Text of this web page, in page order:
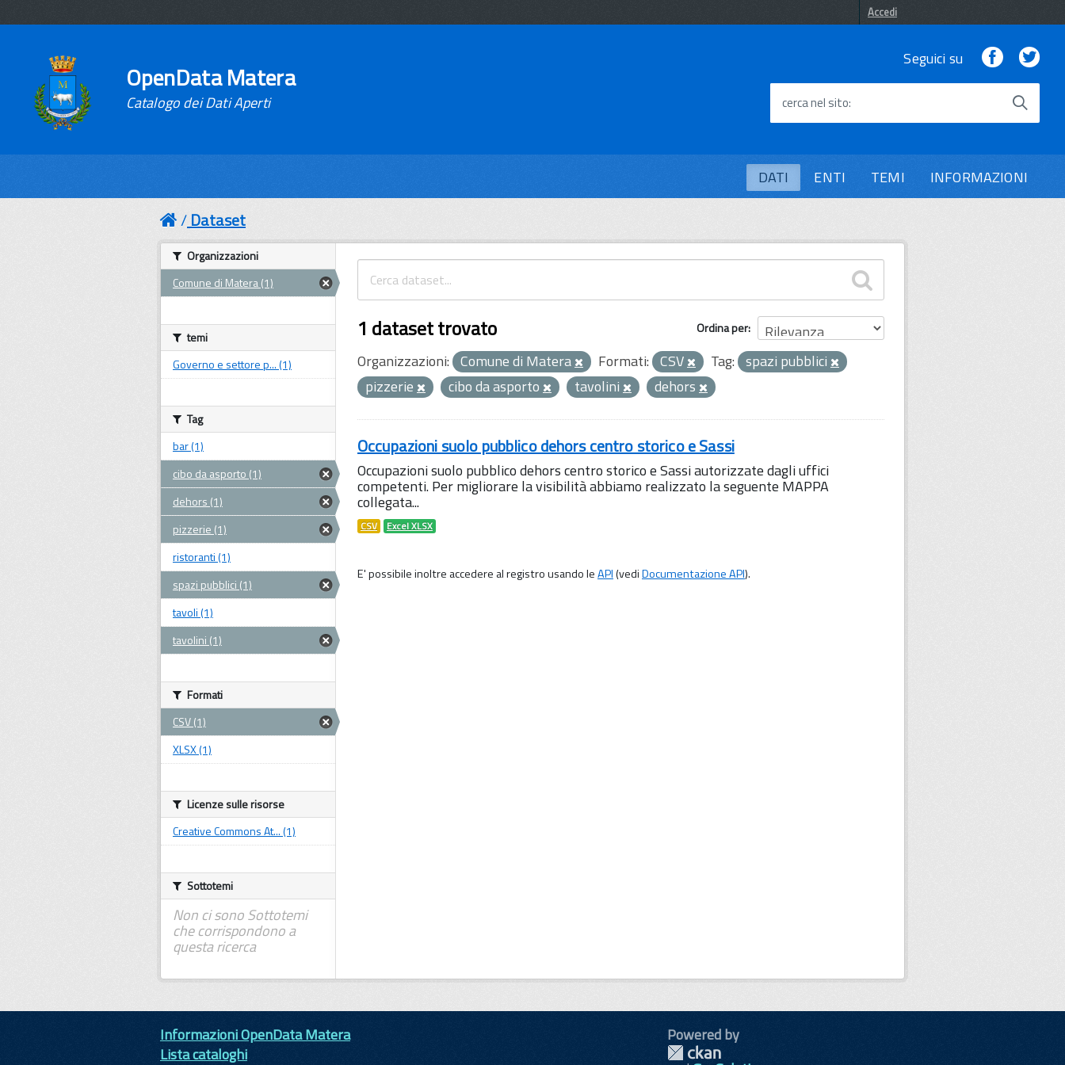
Accedi
OpenData Matera
Catalogo dei Dati Aperti
Seguici su Facebook
cerca nel sito
DATI ENTI TEMI INFORMAZIONI
Dataset
Ordina per
1 dataset trovato
Organizzazioni: Comune di Matera Formati: CSV Tag: spazi pubblici
pizzerie
cibo da asporto tavolini dehors
Occupazioni suolo pubblico dehors centro storico e Sassi
Occupazioni suolo pubblico dehors centro storico e Sassi autorizzate dagli uffici
competenti. Per migliorare la visibilità abbiamo realizzato la seguente MAPPA
collegata...
CSV Excel XLSX
E' possibile inoltre accedere al registro usando leAPI(vediDocumentazione API).
Organizzazioni
Comune di Matera (1)
temi
Governo e settore p... (1)
Tag
bar (1)
cibo da asporto (1)
dehors (1)
pizzerie (1)
ristoranti (1)
spazi pubblici (1)
tavoli (1)
tavolini (1)
Formati
CSV (1)
XLSX (1)
Licenze sulle risorse
Creative Commons At... (1)
Sottotemi
Non ci sono Sottotemi
che corrispondono a
questa ricerca
Informazioni OpenData Matera
Lista cataloghi
Powered by